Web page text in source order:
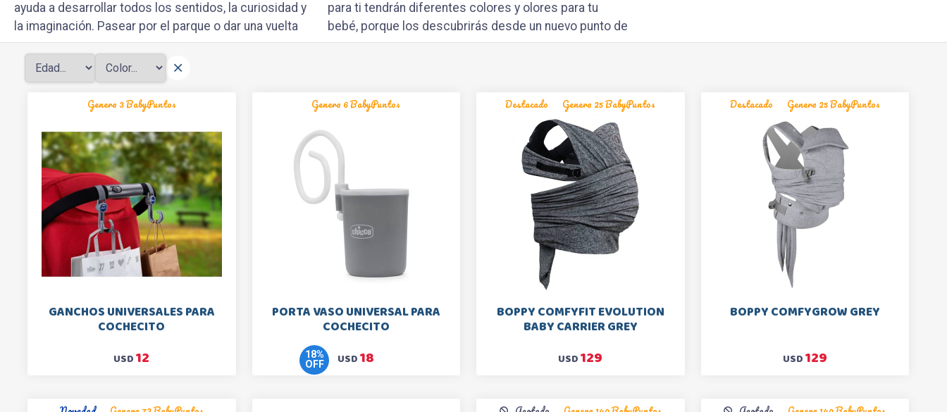
ayuda a desarrollar todos los sentidos, la curiosidad y
la imaginación. Pasear por el parque o dar una vuelta
para ti tendrán diferentes colores y olores para tu
bebé, porque los descubrirás desde un nuevo punto de
Genera 3 BabyPuntos
GANCHOS UNIVERSALES PARA
COCHECITO
USD12
Genera 6 BabyPuntos
PORTA VASO UNIVERSAL PARA
COCHECITO
18%
OFF
USD18
Destacado Genera 25 BabyPuntos
BOPPY COMFYFIT EVOLUTION
BABY CARRIER GREY
USD129
Destacado Genera 25 BabyPuntos
BOPPY COMFYGROW GREY
USD129